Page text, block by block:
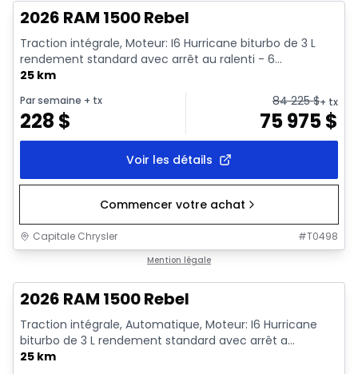
2026 RAM 1500 Rebel
Traction intégrale, Moteur: I6 Hurricane biturbo de 3 L
rendement standard avec arrêt au ralenti - 6...
25 km
Par semaine + tx
228 $
84 225$+ tx
75 975$
Voir les détails
Commencer votre achat
Capitale Chrysler #T0498
Mention légale
2026 RAM 1500 Rebel
Traction intégrale, Automatique, Moteur: I6 Hurricane
biturbo de 3 L rendement standard avec arrêt a...
25 km